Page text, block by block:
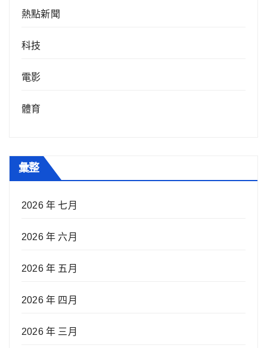
熱點新聞
科技
電影
體育
彙整
2026 年 七月
2026 年 六月
2026 年 五月
2026 年 四月
2026 年 三月